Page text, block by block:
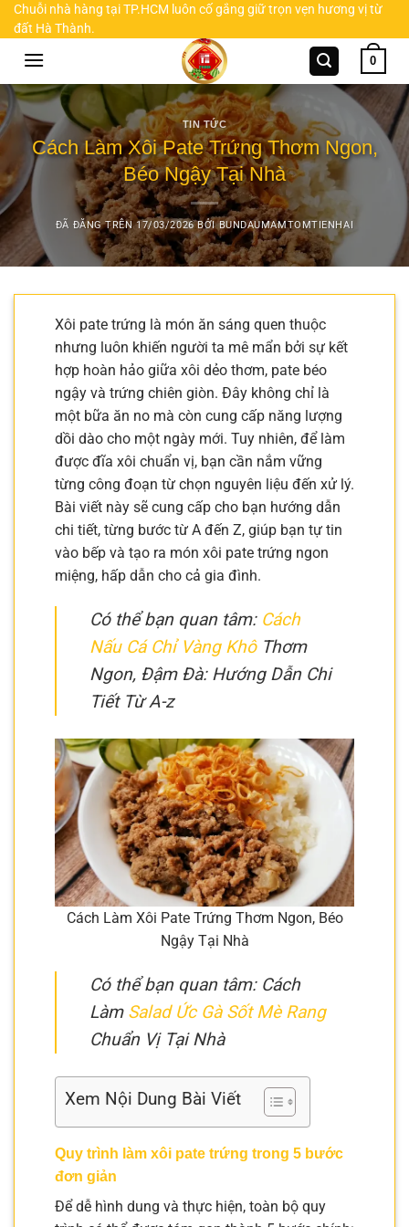
Chuyển
đến
Chuỗi nhà hàng tại TP.HCM luôn cố gắng giữ trọn vẹn hương vị từ
đất Hà Thành.
0
TIN TỨC
Cách Làm Xôi Pate Trứng Thơm Ngon,
Béo Ngậy Tại Nhà
ĐÃ ĐĂNG TRÊN17/03/2026 BỞIBUNDAUMAMTOMTIENHAI
Xôi pate trứng là món ăn sáng quen thuộc
nhưng luôn khiến người ta mê mẩn bởi sự kết
hợp hoàn hảo giữa xôi dẻo thơm, pate béo
ngậy và trứng chiên giòn. Đây không chỉ là
một bữa ăn no mà còn cung cấp năng lượng
dồi dào cho một ngày mới. Tuy nhiên, để làm
được đĩa xôi chuẩn vị, bạn cần nắm vững
từng công đoạn từ chọn nguyên liệu đến xử lý.
Bài viết này sẽ cung cấp cho bạn hướng dẫn
chi tiết, từng bước từ A đến Z, giúp bạn tự tin
vào bếp và tạo ra món xôi pate trứng ngon
miệng, hấp dẫn cho cả gia đình.
Có thể bạn quan tâm: Cách
Nấu Cá Chỉ Vàng KhôThơm
Ngon, Đậm Đà: Hướng Dẫn Chi
Tiết Từ A-z
Cách Làm Xôi Pate Trứng Thơm Ngon, Béo
Ngậy Tại Nhà
Có thể bạn quan tâm: Cách
Làm Salad Ức Gà Sốt Mè Rang
Chuẩn Vị Tại Nhà
Xem Nội Dung Bài Viết
Quy trình làm xôi pate trứng trong 5 bước
đơn giản
Để dễ hình dung và thực hiện, toàn bộ quy